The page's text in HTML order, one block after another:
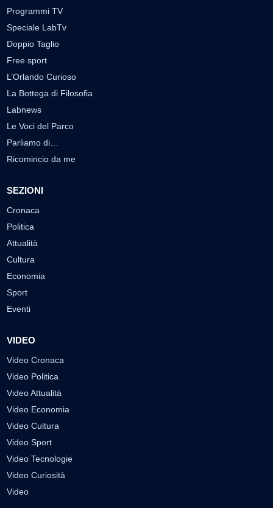
Programmi TV
Speciale LabTv
Doppio Taglio
Free sport
L’Orlando Curioso
La Bottega di Filosofia
Labnews
Le Voci del Parco
Parliamo di…
Ricomincio da me
SEZIONI
Cronaca
Politica
Attualità
Cultura
Economia
Sport
Eventi
VIDEO
Video Cronaca
Video Politica
Video Attualità
Video Economia
Video Cultura
Video Sport
Video Tecnologie
Video Curiosità
Video